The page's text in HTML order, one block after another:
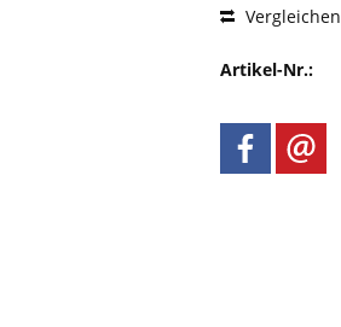
Vergleichen
Artikel-Nr.: